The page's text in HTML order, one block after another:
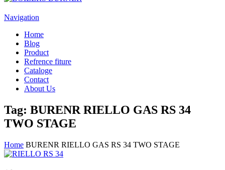
Navigation
Home
Blog
Product
Refrence fiture
Cataloge
Contact
About Us
Tag: BURENR RIELLO GAS RS 34
TWO STAGE
Home BURENR RIELLO GAS RS 34 TWO STAGE